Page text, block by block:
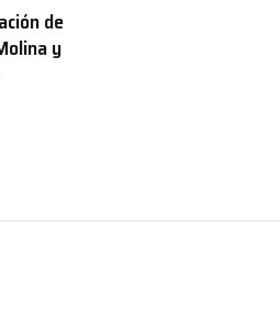
de
y